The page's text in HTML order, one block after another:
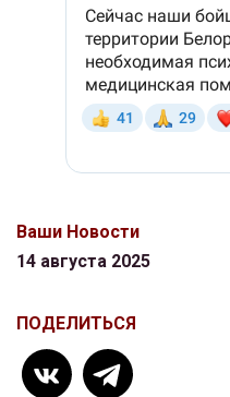
Ваши Новости
14 августа 2025
ПОДЕЛИТЬСЯ